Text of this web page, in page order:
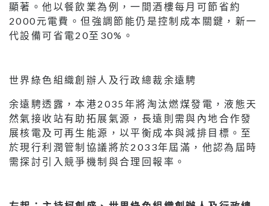
顯著。他以餐飲業為例，一間酒樓每月可節省約
2000元電費。但強調節能仍是控制成本關鍵，新一
代設備可省電20至30%。
世界綠色組織創辦人及行政總裁余遠騁
余遠騁透露，本港2035年將淘汰燃煤發電，液態天
然氣接收站有助拓展氣源，長遠則需與內地合作發
展核電及可再生能源，以平衡成本與減排目標。至
於現行利潤管制協議將於2033年屆滿，他認為屆時
需探討引入競爭機制與合理回報率。